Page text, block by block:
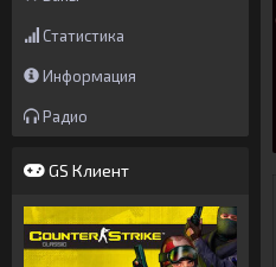
Статистика
Информация
Радио
GS Клиент